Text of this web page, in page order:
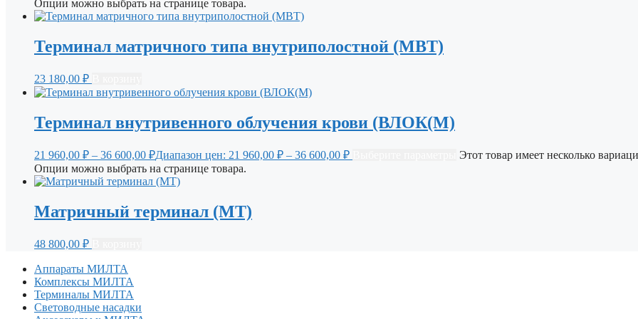
Опции можно выбрать на странице товара.
Терминал матричного типа внутриполостной (МВТ)
23 180,00 ₽
Терминал внутривенного облучения крови (ВЛОК(М)
21 960,00 ₽ – 36 600,00 ₽Диапазон цен: 21 960,00 ₽ – 36 600,00 ₽
Этот товар имеет несколько
Опции можно выбрать на странице товара.
Матричный терминал (МТ)
48 800,00 ₽
Аппараты МИЛТА
Комплексы МИЛТА
Терминалы МИЛТА
Световодные насадки